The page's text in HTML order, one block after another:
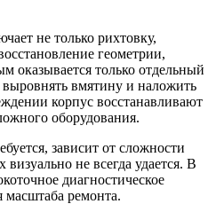
не только рихтовку,
геометрии,
оказывается только отдельный
вмятину и наложить
корпус восстанавливают
оборудования.
зависит от сложности
не всегда удается. В
диагностическое
масштаба ремонта.